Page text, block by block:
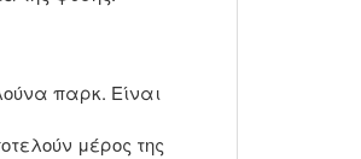
παρκ. Είναι
μέρος της